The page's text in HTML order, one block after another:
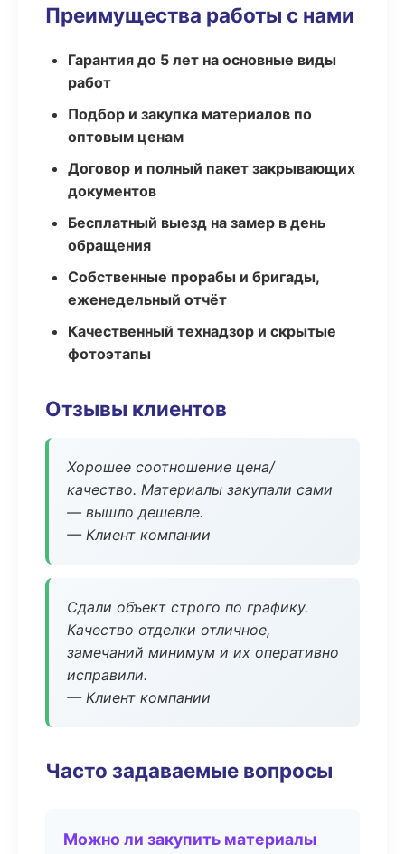
Преимущества работы с нами
Гарантия до 5 лет на основные виды
работ
Подбор и закупка материалов по
оптовым ценам
Договор и полный пакет закрывающих
документов
Бесплатный выезд на замер в день
обращения
Собственные прорабы и бригады,
еженедельный отчёт
Качественный технадзор и скрытые
фотоэтапы
Отзывы клиентов
Хорошее соотношение цена/
качество. Материалы закупали сами
— вышло дешевле.
— Клиент компании
Сдали объект строго по графику.
Качество отделки отличное,
замечаний минимум и их оперативно
исправили.
— Клиент компании
Часто задаваемые вопросы
Можно ли закупить материалы